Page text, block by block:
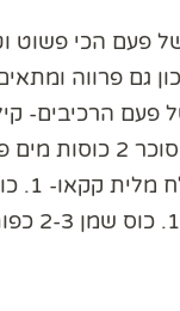
פעם הכי פשוט
גם פרווה